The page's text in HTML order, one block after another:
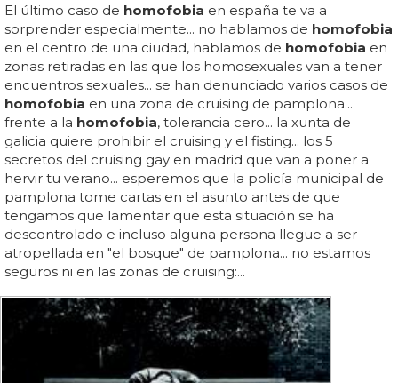
El último caso de homofobia en españa te va a
sorprender especialmente... no hablamos de homofobia
en el centro de una ciudad, hablamos de homofobia en
zonas retiradas en las que los homosexuales van a tener
encuentros sexuales... se han denunciado varios casos de
homofobia en una zona de cruising de pamplona...
frente a la homofobia, tolerancia cero... la xunta de
galicia quiere prohibir el cruising y el fisting... los 5
secretos del cruising gay en madrid que van a poner a
hervir tu verano... esperemos que la policía municipal de
pamplona tome cartas en el asunto antes de que
tengamos que lamentar que esta situación se ha
descontrolado e incluso alguna persona llegue a ser
atropellada en "el bosque" de pamplona... no estamos
seguros ni en las zonas de cruising:...